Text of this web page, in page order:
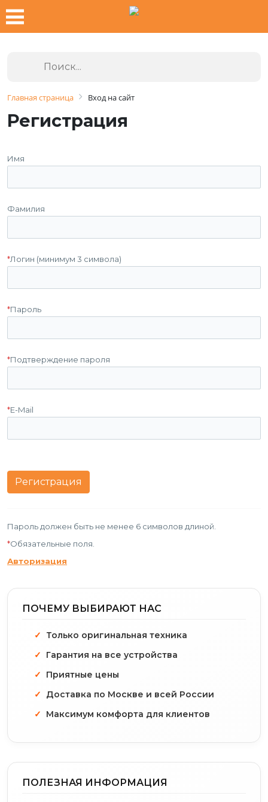
Главная страница Вход на сайт
Регистрация
Имя
Фамилия
*Логин (минимум 3 символа)
*Пароль
*Подтверждение пароля
*E-Mail
Пароль должен быть не менее 6 символов длиной.
*Обязательные поля.
Авторизация
ПОЧЕМУ ВЫБИРАЮТ НАС
Только оригинальная техника
Гарантия на все устройства
Приятные цены
Доставка по Москве и всей России
Максимум комфорта для клиентов
ПОЛЕЗНАЯ ИНФОРМАЦИЯ